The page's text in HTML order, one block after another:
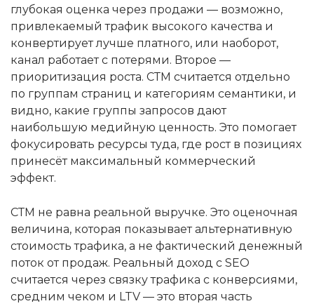
глубокая оценка через продажи — возможно,
привлекаемый трафик высокого качества и
конвертирует лучше платного, или наоборот,
канал работает с потерями. Второе —
приоритизация роста. СТМ считается отдельно
по группам страниц и категориям семантики, и
видно, какие группы запросов дают
наибольшую медийную ценность. Это помогает
фокусировать ресурсы туда, где рост в позициях
принесёт максимальный коммерческий
эффект.
СТМ не равна реальной выручке. Это оценочная
величина, которая показывает альтернативную
стоимость трафика, а не фактический денежный
поток от продаж. Реальный доход с SEO
считается через связку трафика с конверсиями,
средним чеком и LTV — это вторая часть